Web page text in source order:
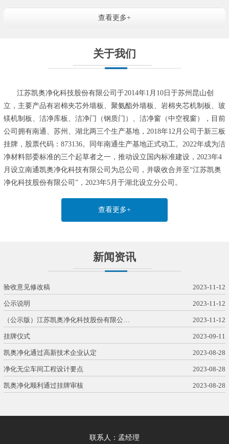
查看更多+
关于我们
江苏凯奥净化科技股份有限公司于2014年1月10日于苏州昆山创
立，主要产品有岩棉夹芯外墙板、聚氨酯外墙板、岩棉夹芯机制板、玻
镁机制板、洁净库板、洁净门（钢质门）、洁净窗（中空视窗），目前
公司拥有南通、苏州、湖北两三个生产基地，2018年12月公司于新三板
挂牌，股票代码：873136。同年南通生产基地正式动工。2022年成为洁
净材料部委标准的三个起草者之一，推动设立国内标准建设，2023年4
月设立南通凯奥净化科技有限公司为总公司，并吸收合并至“江苏凯奥
净化科技股份有限公司”，2023年5月于湖北设立分公司。
查看更多+
新闻资讯
验收意见修改稿 2023-11-12
公示说明 2023-11-12
（公示版）江苏凯奥净化科技股份有限公… 2023-11-12
挂牌仪式 2023-09-11
凯奥净化通过高新技术企业认定 2023-08-28
净化无尘车间工程设计要点 2023-08-28
凯奥净化顺利通过挂牌审核 2023-08-28
联系人：孟经理